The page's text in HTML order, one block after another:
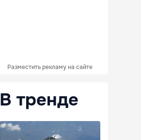
Разместить рекламу на сайте
В тренде